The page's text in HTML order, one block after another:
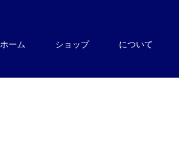
ホーム ショップ について